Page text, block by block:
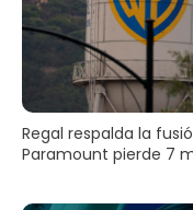
Regal respalda la
Paramount pierde 7